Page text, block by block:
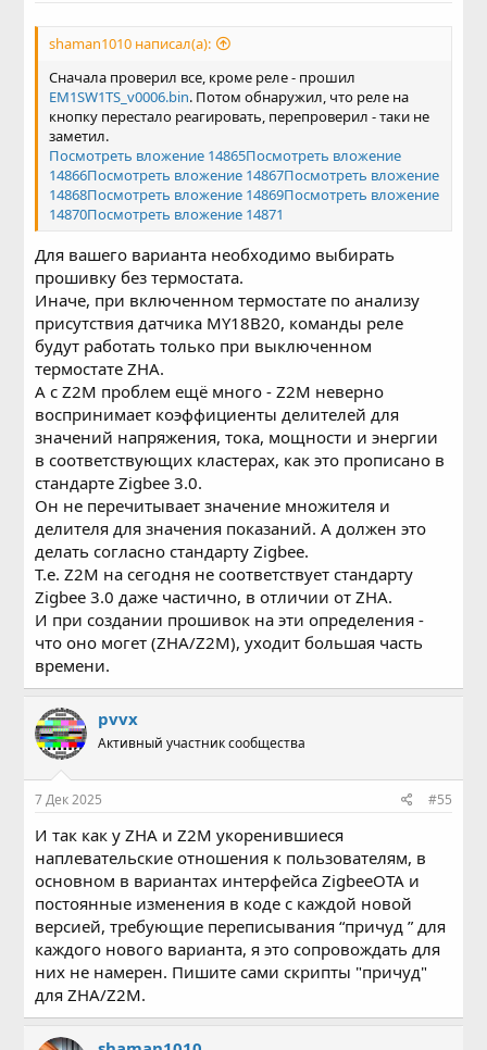
shaman1010 написал(а):
Сначала проверил все, кроме реле - прошил
EM1SW1TS_v0006.bin. Потом обнаружил, что реле на
кнопку перестало реагировать, перепроверил - таки не
заметил.
Посмотреть вложение 14865Посмотреть вложение
14866Посмотреть вложение 14867Посмотреть вложение
14868Посмотреть вложение 14869Посмотреть вложение
14870Посмотреть вложение 14871
Для вашего варианта необходимо выбирать
прошивку без термостата.
Иначе, при включенном термостате по анализу
присутствия датчика MY18B20, команды реле
будут работать только при выключенном
термостате ZHA.
А с Z2M проблем ещё много - Z2M неверно
воспринимает коэффициенты делителей для
значений напряжения, тока, мощности и энергии
в соответствующих кластерах, как это прописано в
стандарте Zigbee 3.0.
Он не перечитывает значение множителя и
делителя для значения показаний. А должен это
делать согласно стандарту Zigbee.
Т.е. Z2M на сегодня не соответствует стандарту
Zigbee 3.0 даже частично, в отличии от ZHA.
И при создании прошивок на эти определения -
что оно могет (ZHA/Z2M), уходит большая часть
времени.
pvvx
Активный участник сообщества
7 Дек 2025 #55
И так как у ZHA и Z2M укоренившиеся
наплевательские отношения к пользователям, в
основном в вариантах интерфейса ZigbeeOTA и
постоянные изменения в коде с каждой новой
версией, требующие переписывания “причуд ” для
каждого нового варианта, я это сопровождать для
них не намерен. Пишите сами скрипты "причуд"
для ZHA/Z2M.